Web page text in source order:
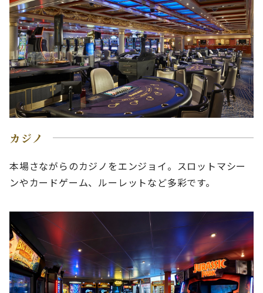
カジノ
本場さながらのカジノをエンジョイ。スロットマシー
ンやカードゲーム、ルーレットなど多彩です。